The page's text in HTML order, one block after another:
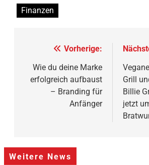
Finanzen
Vorherige:
Wie du deine Marke
erfolgreich aufbaust
– Branding für
Anfänger
Grill
Billie
jetzt
Weitere News